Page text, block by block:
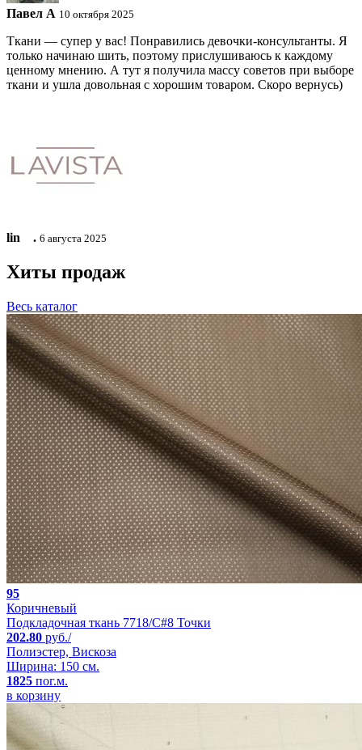
Павел A 10 октября 2025
Ткани — супер у вас! Понравились девочки-консультанты. Я
только начинаю шить, поэтому прислушиваюсь к каждому
ценному мнению. А тут я получила массу советов при выборе
ткани и ушла довольная с хорошим товаром. Скоро вернусь)
lin ⠀. 6 августа 2025
Хиты продаж
Весь каталог
95
Коричневый
Подкладочная ткань 7718/C#8 Точки
202.80 руб./
Полиэстер, Вискоза
Ширина: 150 см.
1825 пог.м.
в корзину